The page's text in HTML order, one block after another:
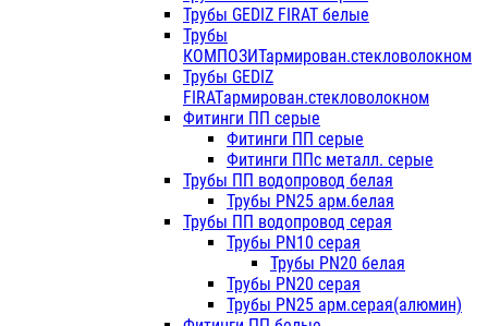
Трубы GEDIZ FIRAT белые
Трубы
КОМПОЗИТармирован.стекловолокном
Трубы GEDIZ
FIRATармирован.стекловолокном
Фитинги ПП серые
Фитинги ПП серые
Фитинги ППс металл. серые
Трубы ПП водопровод белая
Трубы PN25 арм.белая
Трубы ПП водопровод серая
Трубы PN10 серая
Трубы PN20 белая
Трубы PN20 серая
Трубы PN25 арм.серая(алюмин)